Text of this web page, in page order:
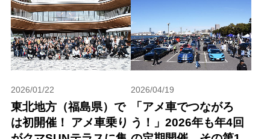
2026/01/22
東北地方（福島県）で
は初開催！ アメ車乗り
2026/04/19
「アメ車でつながろ
う！」2026年も年4回